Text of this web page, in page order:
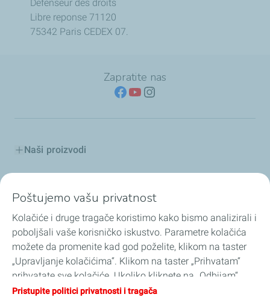
Defenseur des droits
Libre reponse 71120
75342 Paris CEDEX 07.
Zapratite nas
Naši proizvodi
Saveti i Preporuke
Servisni koncept
Lub savetnik
TotalEnergies Club
Poštujemo vašu privatnost
Kolačiće i druge tragače koristimo kako bismo analizirali i
poboljšali vaše korisničko iskustvo. Parametre kolačića
možete da promenite kad god poželite, klikom na taster
„Upravljanje kolačićima“. Klikom na taster „Prihvatam“
prihvatate sve kolačiće. Ukoliko kliknete na „Odbijam“,
koristiće se samo tehnički kolačići neophodni za rad veb
Pristupite politici privatnosti i tragača